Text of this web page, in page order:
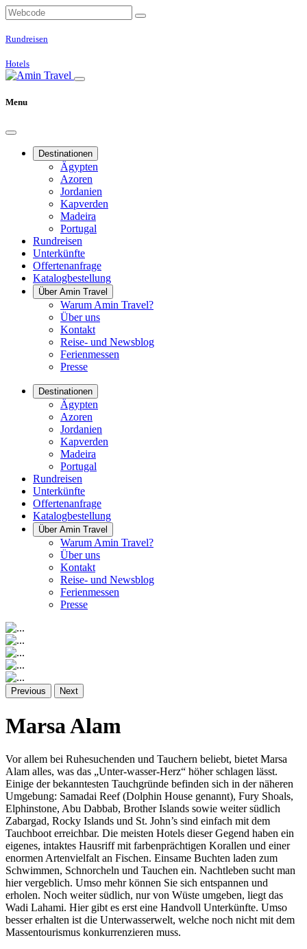
Rundreisen
Hotels
Menu
Destinationen
Ägypten
Azoren
Jordanien
Kapverden
Madeira
Portugal
Rundreisen
Unterkünfte
Offertenanfrage
Katalogbestellung
Über Amin Travel
Warum Amin Travel?
Über uns
Kontakt
Reise- und Newsblog
Ferienmessen
Presse
Destinationen
Ägypten
Azoren
Jordanien
Kapverden
Madeira
Portugal
Rundreisen
Unterkünfte
Offertenanfrage
Katalogbestellung
Über Amin Travel
Warum Amin Travel?
Über uns
Kontakt
Reise- und Newsblog
Ferienmessen
Presse
Previous Next
Marsa Alam
Vor allem bei Ruhesuchenden und Tauchern beliebt, bietet Marsa
Alam alles, was das „Unter-wasser-Herz“ höher schlagen lässt.
Einige der bekanntesten Tauchgründe befinden sich in der näheren
Umgebung: Samadai Reef (Dolphin House genannt), Fury Shoals,
Elphinstone, Abu Dabbab, Brother Islands sowie weiter südlich
Zabargad, Rocky Islands und St. John’s sind einfach mit dem
Tauchboot erreichbar. Die meisten Hotels dieser Gegend haben ein
eigenes, intaktes Hausriff mit farbenprächtigen Korallen und einer
enormen Artenvielfalt an Fischen. Einsame Buchten laden zum
Schwimmen, Schnorcheln und Tauchen ein. Nachtleben sucht man
hier vergeblich. Umso mehr können Sie sich entspannen und
erholen. Noch weiter südlich, nur von Wüste umgeben, liegt das
Wadi Lahami. Hier gibt es erst eine Handvoll Unterkünfte. Umso
besser erhalten ist die Unterwasserwelt, welche noch nicht mit dem
Massentourismus konkurrenzieren muss.